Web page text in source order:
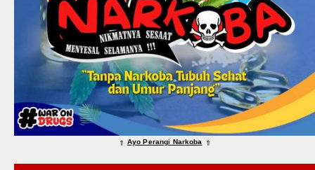
⇑ Ayo Perangi Narkoba ⇑